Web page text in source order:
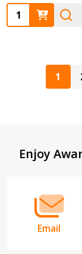
Quantity:
1
Footer
Enjoy
Email